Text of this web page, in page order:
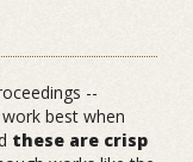
--
best when
these are crisp